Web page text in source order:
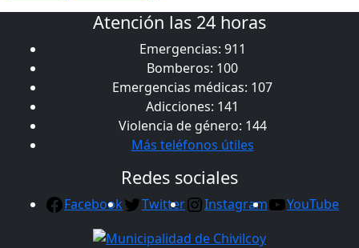
Atención las 24 horas
Emergencias: 911
Bomberos: 100
Emergencias médicas: 107
Adicciones: 141
Violencia de género: 144
Más teléfonos útiles
Redes sociales
Facebook Twitter Instagram YouTube